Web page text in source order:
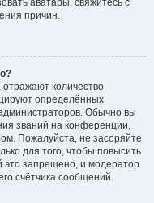
аватары, свяжитесь с
причин.
количество
определённых
Обычно вы
званий на конференции,
Пожалуйста, не засоряйте
для того, чтобы повысить
это запрещено, и модератор
счётчика сообщений.